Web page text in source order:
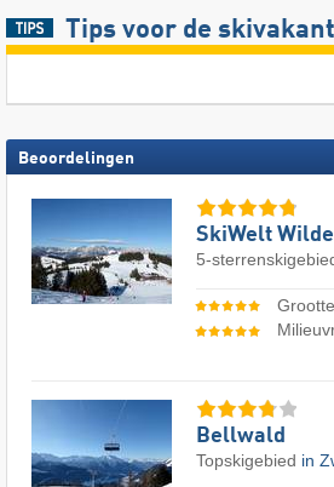
Tips voor de
Beoordelingen
SkiWelt
5-
Bellwald
Topskigebied in